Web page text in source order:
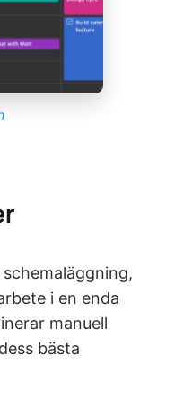
i en enda
manuell
bästa